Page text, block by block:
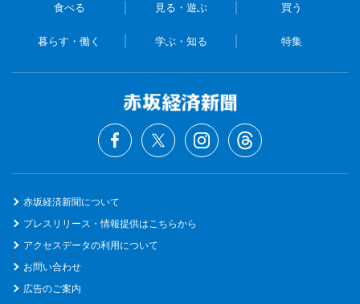
食べる 見る・遊ぶ 買う
暮らす・働く 学ぶ・知る 特集
赤坂経済新聞について
プレスリリース・情報提供はこちらから
アクセスデータの利用について
お問い合わせ
広告のご案内